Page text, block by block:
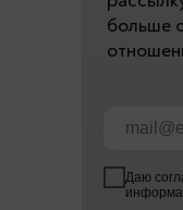
Даю
больше